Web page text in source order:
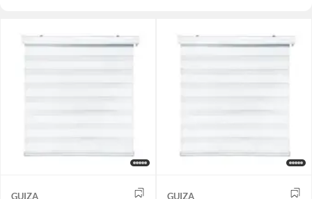
GUIZA GUIZA